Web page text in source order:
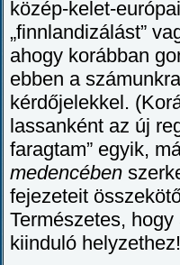
közép-kelet-
„finnlandizálást”
ahogy korábban
ebben a
kérdőjelekkel.
lassanként az új
faragtam” egyik,
medencében
fejezeteit
Természetes,
kiinduló helyzethez!